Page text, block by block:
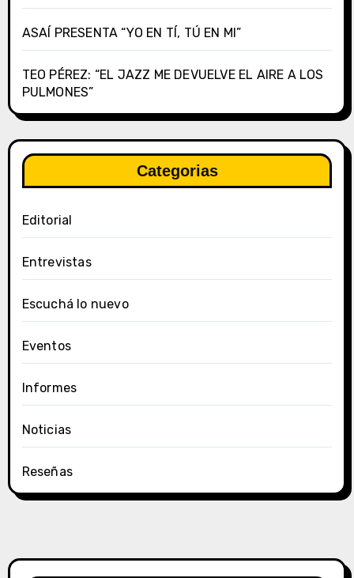
ASAÍ PRESENTA “YO EN TÍ, TÚ EN MI”
TEO PÉREZ: “EL JAZZ ME DEVUELVE EL AIRE A LOS
PULMONES”
Categorias
Editorial
Entrevistas
Escuchá lo nuevo
Eventos
Informes
Noticias
Reseñas